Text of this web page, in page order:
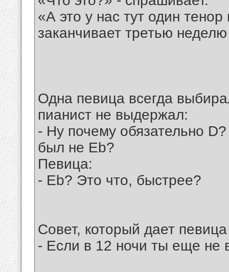
«А это у нас тут один
заканчивает третью
Одна певица всегда
пианист не выдержал:
- Ну почему обязательно
был не Eb?
Певица:
- Eb? Это что, быстрее?
Совет, который дает
- Если в 12 ночи ты еще не